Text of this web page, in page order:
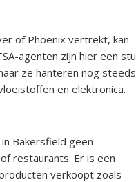
of Phoenix vertrekt, kan
agenten zijn hier een
ze hanteren nog steeds
en elektronica.
Bakersfield geen
restaurants. Er is een
verkoopt zoals